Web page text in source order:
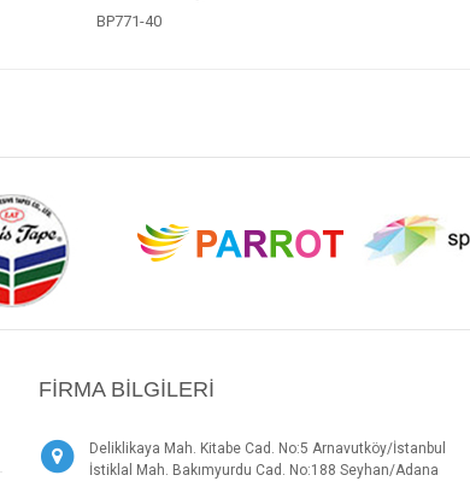
BP771-40
FIRMA BILGILERI
Deliklikaya Mah. Kitabe Cad. No:5 Arnavutköy/İstanbul
İstiklal Mah. Bakımyurdu Cad. No:188 Seyhan/Adana